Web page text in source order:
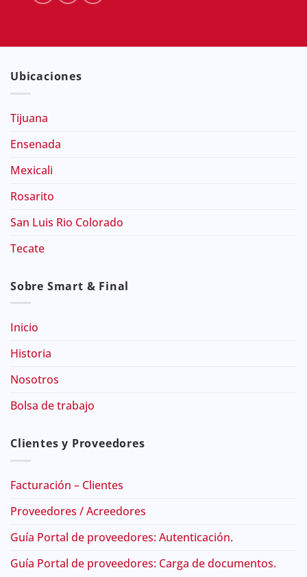
Ubicaciones
Tijuana
Ensenada
Mexicali
Rosarito
San Luis Rio Colorado
Tecate
Sobre Smart & Final
Inicio
Historia
Nosotros
Bolsa de trabajo
Clientes y Proveedores
Facturación – Clientes
Proveedores / Acreedores
Guía Portal de proveedores: Autenticación.
Guía Portal de proveedores: Carga de documentos.